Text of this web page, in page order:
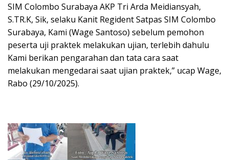
SIM Colombo Surabaya AKP Tri Arda Meidiansyah,
S.TR.K, Sik, selaku Kanit Regident Satpas SIM Colombo
Surabaya, Kami (Wage Santoso) sebelum pemohon
peserta uji praktek melakukan ujian, terlebih dahulu
Kami berikan pengarahan dan tata cara saat
melakukan mengedarai saat ujian praktek,” ucap Wage,
Rabo (29/10/2025).